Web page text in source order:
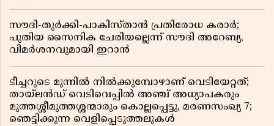
സൗദി-തുർക്കി-പാകിസ്താൻ പ്രതിരോധ കരാർ;
പുതിയ സൈനിക ചേരിയല്ലെന്ന് സൗദി അറേബ്യ,
വിമർശനവുമായി ഇറാൻ
ടീച്ചറുടെ മുന്നിൽ നിൽക്കുമ്പോഴാണ് വെടിയേറ്റത്;
തായ്‌ലൻഡ് വെടിവെപ്പിൽ അഞ്ച് അധ്യാപകരും
മുത്തശ്ശീമുത്തശ്ശന്മാരും കൊല്ലപ്പെട്ടു, മരണസംഖ്യ 7;
ഞെട്ടിക്കുന്ന വെളിപ്പെടുത്തലുകൾ